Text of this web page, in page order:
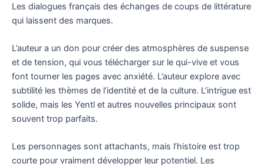
Les dialogues français des échanges de coups de littérature
qui laissent des marques.
L’auteur a un don pour créer des atmosphères de suspense
et de tension, qui vous télécharger sur le qui-vive et vous
font tourner les pages avec anxiété. L’auteur explore avec
subtilité les thèmes de l’identité et de la culture. L’intrigue est
solide, mais les Yentl et autres nouvelles principaux sont
souvent trop parfaits.
Les personnages sont attachants, mais l’histoire est trop
courte pour vraiment développer leur potentiel. Les